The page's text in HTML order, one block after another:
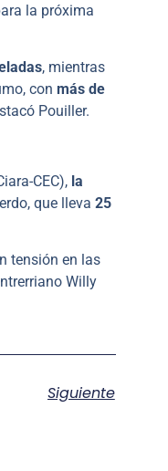
la próxima
, mientras
con más de
Pouiller.
CEC), la
que lleva 25
tensión en las
Willy
Siguiente